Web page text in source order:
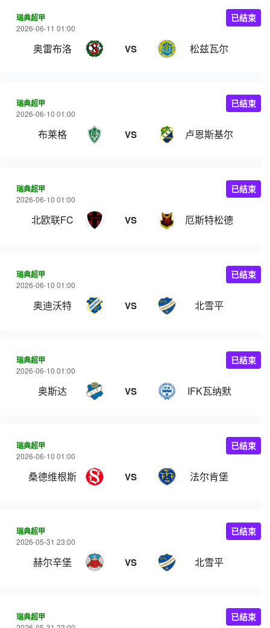
瑞典超甲
2026-06-11 01:00
奥雷布洛 VS 松兹瓦尔
已结束
瑞典超甲
2026-06-10 01:00
布莱格 VS 卢恩斯基尔
已结束
瑞典超甲
2026-06-10 01:00
北欧联FC VS 厄斯特松德
已结束
瑞典超甲
2026-06-10 01:00
奥迪沃特 VS 北雪平
已结束
瑞典超甲
2026-06-10 01:00
奥斯达 VS IFK瓦纳默
已结束
瑞典超甲
2026-06-10 01:00
桑德维根斯 VS 法尔肯堡
已结束
瑞典超甲
2026-05-31 23:00
赫尔辛堡 VS 北雪平
已结束
瑞典超甲 已结束